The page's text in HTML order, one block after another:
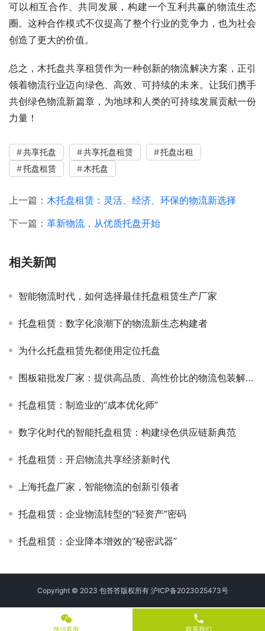
可以相互合作、共同发展，构建一个互利共赢的物流生态
圈。这种合作模式不仅提高了整个行业的竞争力，也为社会
创造了更大的价值。
总之，木托盘共享租赁作为一种创新的物流解决方案，正引
领着物流行业迈向绿色、高效、可持续的未来。让我们携手
共创绿色物流新篇章，为地球和人类的可持续发展贡献一份
力量！
共享托盘 共享托盘租赁
托盘出租
托盘租赁
木托盘
上一篇： 木托盘租赁：灵活、经济、环保的物流新选择
下一篇： 革新物流，从优质托盘开始
相关新闻
智能物流时代，如何选择最佳托盘租赁生产厂家
托盘租赁：数字化浪潮下的物流新生态构建者
为什么托盘租赁先都使用定位托盘
围板箱批发厂家：提供高品质、高性价比的物流包装解决方案
托盘租赁：制造业的“成本优化师”
数字化时代的智能托盘租赁：构建绿色供应链新典范
托盘租赁：开启物流共享经济新时代
上海托盘厂家，智能物流的创新引领者
托盘租赁：企业物流转型的“轻资产”密码
托盘租赁：企业降本增效的“秘密武器”
Copyright © 2023 包答答版权所有 沪ICP备2023025473号
微信客服
phone
联系我们